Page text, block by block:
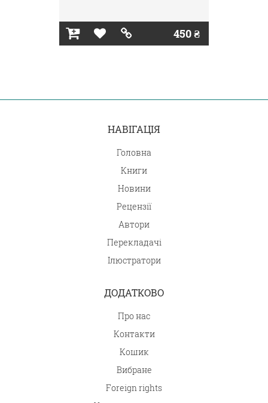
450 ₴
НАВІГАЦІЯ
Головна
Книги
Новини
Рецензії
Автори
Перекладачі
Ілюстратори
ДОДАТКОВО
Про нас
Контакти
Кошик
Вибране
Foreign rights